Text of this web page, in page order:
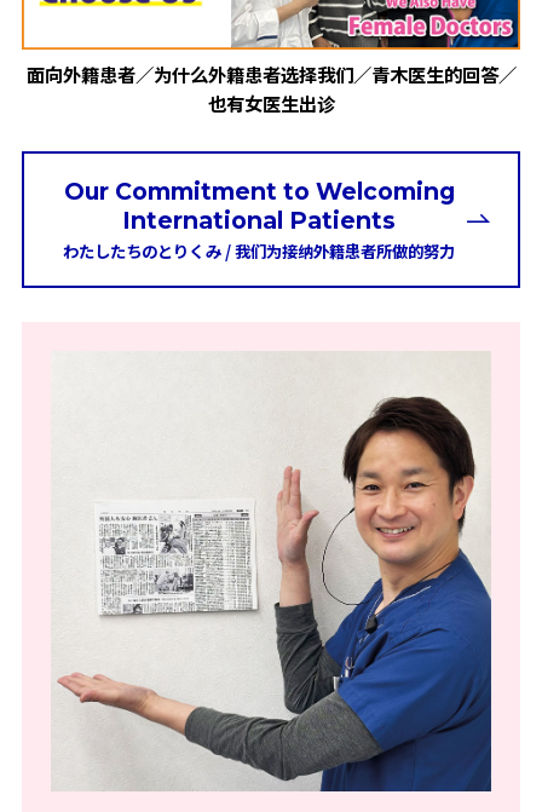
面向外籍患者／为什么外籍患者选择我们／青木医生的回答／
也有女医生出诊
Our Commitment to Welcoming
International Patients
わたしたちのとりくみ / 我们为接纳外籍患者所做的努力